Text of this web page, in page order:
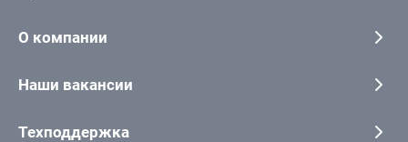
О компании
Наши вакансии
Техподдержка